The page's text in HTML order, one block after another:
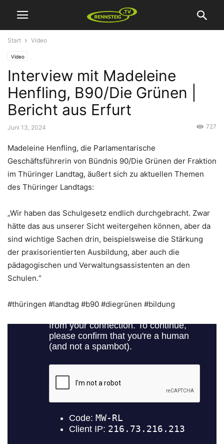
Start Video
Video
Interview mit Madeleine
Henfling, B90/Die Grünen |
Bericht aus Erfurt
Juni 13, 2024 727
Madeleine Henfling, die Parlamentarische
Geschäftsführerin von Bündnis 90/Die Grünen der Fraktion
im Thüringer Landtag, äußert sich zu aktuellen Themen
des Thüringer Landtags:
„Wir haben das Schulgesetz endlich durchgebracht. Zwar
hätte das aus unserer Sicht weitergehen können, aber da
sind wichtige Sachen drin, beispielsweise die Stärkung
der praxisorientierten Ausbildung, aber auch die
pädagogischen und Verwaltungsassistenten an den
Schulen.“
#thüringen #landtag #b90 #diegrünen #bildung